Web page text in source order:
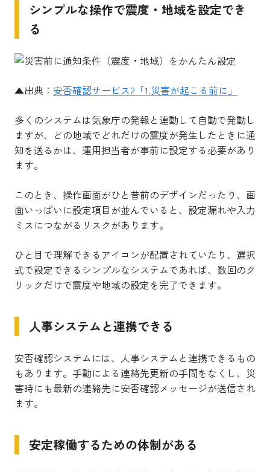
シンプルな操作で震度・地域を設定でき
る
▲出典： 安否確認サービス2「1.災害が起こる前に」
多くのシステムは気象庁の発報と連動して自動で発動し
ますが、どの地域でどれだけの震度が発生したときに通
知を送るかは、運用担当者が事前に設定する必要があり
ます。
このとき、操作画面がひと昔前のデザインだったり、画
面いっぱいに設定項目が並んでいると、設定漏れや入力
ミスにつながるリスクがあります。
ひと目で理解できるアイコンが配置されていたり、選択
式で設定できるシンプルなシステムであれば、数回のク
リックだけで震度や地域の設定を完了できます。
人事システムと連携できる
安否確認システムには、人事システムと連携できるもの
もあります。手動による連絡先更新の手間をなくし、災
害時にも最新の連絡先に安否確認メッセージが送信され
ます。
安定稼働するための体制がある